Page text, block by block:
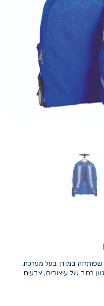
שפותחה במודן בעל מערכת
רחב של עיצובים, צבעים